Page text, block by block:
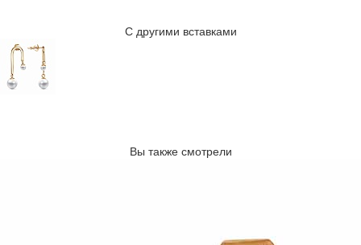
С другими вставками
Вы также смотрели